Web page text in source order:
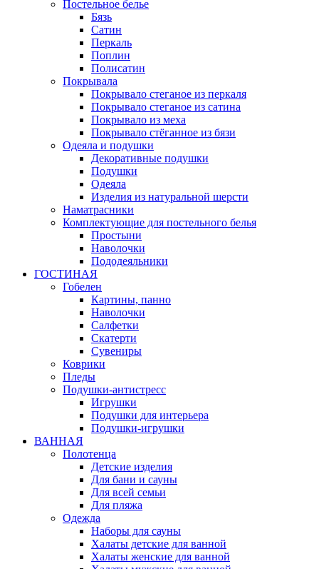
Постельное белье
Бязь
Сатин
Перкаль
Поплин
Полисатин
Покрывала
Покрывало стеганое из перкаля
Покрывало стеганое из сатина
Покрывало из меха
Покрывало стёганное из бязи
Одеяла и подушки
Декоративные подушки
Подушки
Одеяла
Изделия из натуральной шерсти
Наматраcники
Комплектующие для постельного белья
Простыни
Наволочки
Пододеяльники
ГОСТИНАЯ
Гобелен
Картины, панно
Наволочки
Салфетки
Скатерти
Сувениры
Коврики
Пледы
Подушки-антистресс
Игрушки
Подушки для интерьера
Подушки-игрушки
ВАННАЯ
Полотенца
Детские изделия
Для бани и сауны
Для всей семьи
Для пляжа
Одежда
Наборы для сауны
Халаты детские для ванной
Халаты женские для ванной